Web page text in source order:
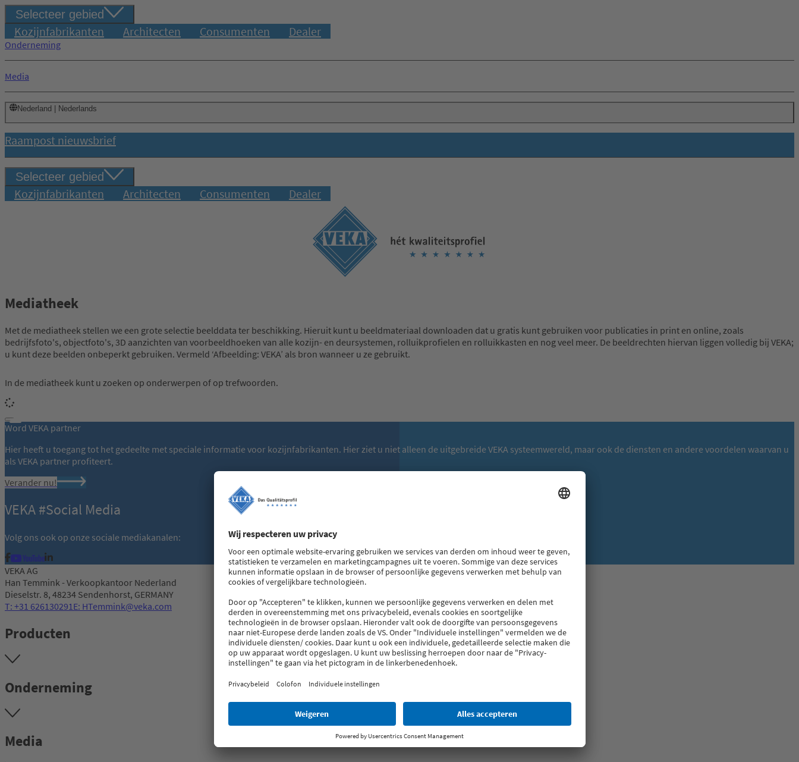
Selecteer gebied
Kozijnfabrikanten Architecten Consumenten Dealer
Onderneming
Media
Nederland | Nederlands
Raampost nieuwsbrief
Selecteer gebied
Kozijnfabrikanten Architecten Consumenten Dealer
Mediatheek
Met de mediatheek stellen we een grote selectie beelddata ter beschikking. Hieruit kunt u beeldmateriaal downloaden dat u gratis kunt gebruiken voor publicaties in print en online, zoals
bedrijfsfoto's, objectfoto's, 3D aanzichten van voorbeeldhoeken van alle kozijn- en deursystemen, rolluikprofielen en rolluikkasten en nog veel meer. De beeldrechten hiervan liggen volledig bij VEKA;
u kunt deze beelden onbeperkt gebruiken. Vermeld ‘Afbeelding: VEKA’ als bron wanneer u ze gebruikt.
In de mediatheek kunt u zoeken op onderwerpen of op trefwoorden.
Word VEKA partner
Hier heeft u toegang tot het gedeelte met speciale informatie voor kozijnfabrikanten. Hier ziet u niet alleen de uitgebreide VEKA systeemwereld, maar ook de diensten en andere voordelen waarvan u
als VEKA partner profiteert.
Verander nu!
VEKA #Social Media
Volg ons ook op onze sociale mediakanalen:
VEKA AG
Han Temmink - Verkoopkantoor Nederland
Dieselstr. 8, 48234 Sendenhorst, GERMANY
T: +31 626130291 E: HTemmink@veka.com
Producten
Onderneming
Media